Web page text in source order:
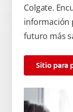
Colgate.
información
futuro más
Sitio para